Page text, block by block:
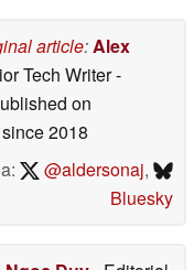
article:Alex
Tech Writer-
on
since 2018
@aldersonaj,
Bluesky